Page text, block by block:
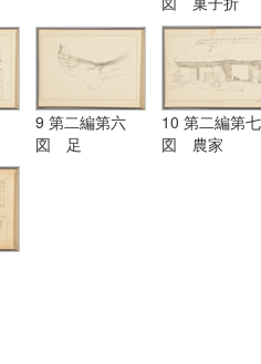
9 第二編第六
図 足
10 第二編第七
図 農家